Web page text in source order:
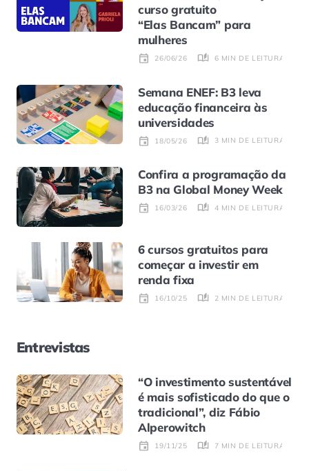
curso gratuito
“Elas Bancam” para
mulheres
26/06/26 6 MIN DE LEITURA
Semana ENEF: B3 leva
educação financeira às
universidades
18/05/26 3 MIN DE LEITURA
Confira a programação da
B3 na Global Money Week
16/03/26 4 MIN DE LEITURA
6 cursos gratuitos para
começar a investir em
renda fixa
16/10/25 2 MIN DE LEITURA
Entrevistas
“O investimento sustentável
é mais sofisticado do que o
tradicional”, diz Fábio
Alperowitch
19/11/25 7 MIN DE LEITURA